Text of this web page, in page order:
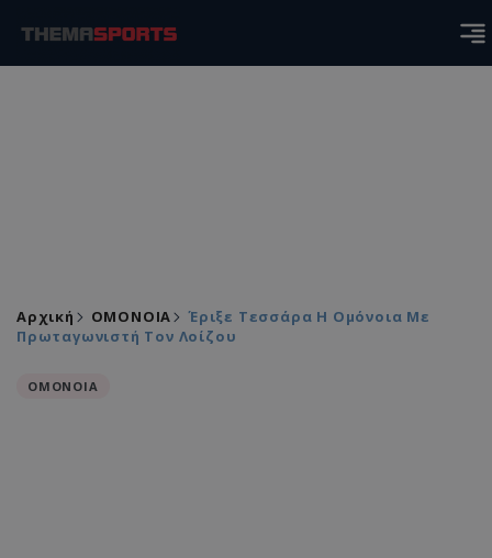
Αρχική ΟΜΟΝΟΙΑ
Έριξε Τεσσάρα Η Ομόνοια Με
Πρωταγωνιστή Τον Λοίζου
ΟΜΟΝΟΙΑ